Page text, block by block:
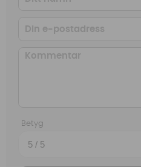
Betyg